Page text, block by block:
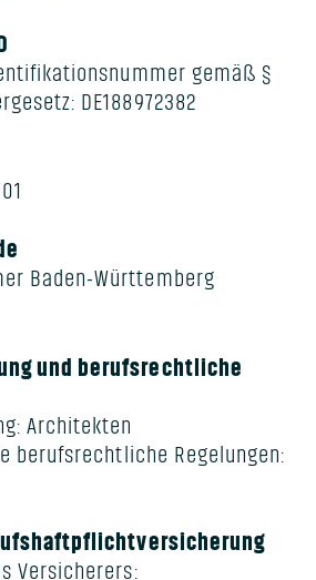
gemäß §
DE188972382
Baden-Württemberg
und berufsrechtliche
Architekten
berufsrechtliche Regelungen:
Versicherers: